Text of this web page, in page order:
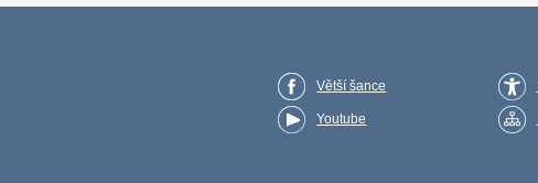
Větší šance
Youtube